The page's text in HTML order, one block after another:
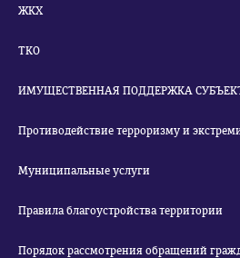
ЖКХ
ТКО
ИМУЩЕСТВЕННАЯ ПОДДЕРЖКА
Противодействие терроризму и
Муниципальные услуги
Правила благоустройства территории
Порядок рассмотрения обращений